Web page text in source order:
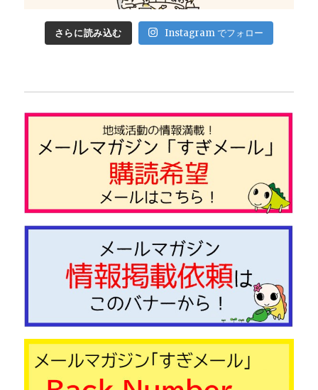
さらに読み込む Instagram でフォロー